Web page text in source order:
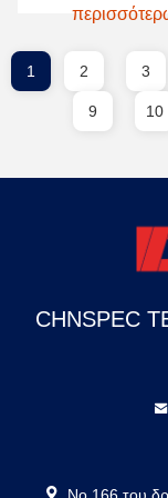
βόριο, ως ένας νέος
καυσίμου υψηλής
προσοχή για τα
χαρακτηριστικά
1 2 3
9 10
CHNSPEC